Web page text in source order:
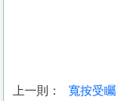
上一則： 寬按受